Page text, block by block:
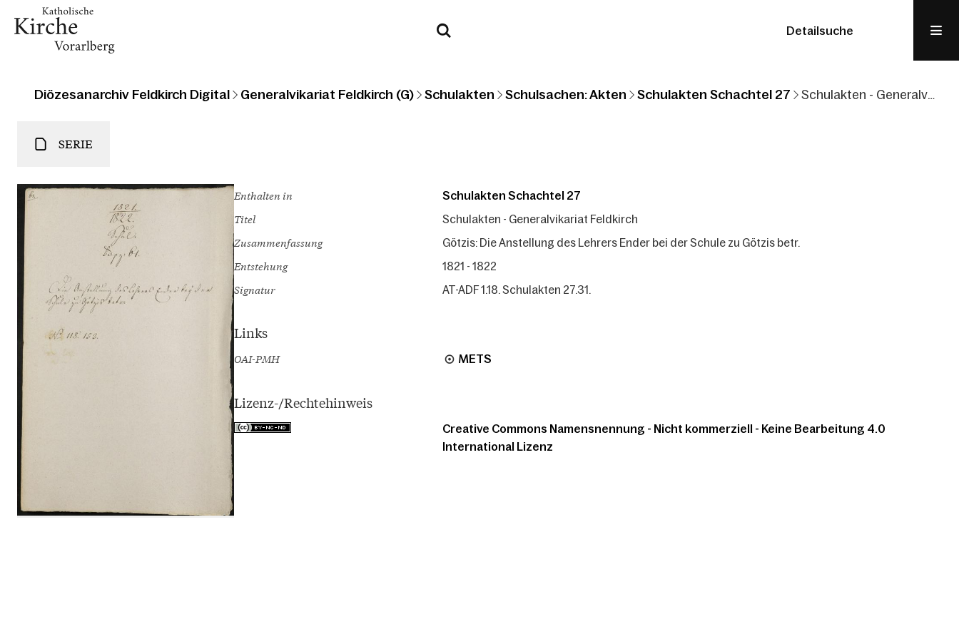
Detailsuche
Diözesanarchiv Feldkirch Digital Generalvikariat Feldkirch (G) Schulakten Schulsachen: Akten Schulakten Schachtel 27 Schulakten - Generalvikariat Feldkirch
SERIE
Enthalten in Schulakten Schachtel 27
Titel Schulakten - Generalvikariat Feldkirch
Zusammenfassung Götzis: Die Anstellung des Lehrers Ender bei der Schule zu Götzis betr.
Entstehung 1821 - 1822
Signatur AT-ADF 1.18. Schulakten 27.31.
Links
OAI-PMH METS
Lizenz-/Rechtehinweis
Creative Commons Namensnennung - Nicht kommerziell - Keine Bearbeitung 4.0
International Lizenz